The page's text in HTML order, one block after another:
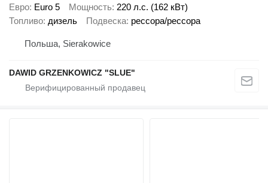
Евро Euro 5 Мощность 220 л.с. (162 кВт)
Топливо дизель Подвеска рессора/рессора
Польша, Sierakowice
DAWID GRZENKOWICZ "SLUE"